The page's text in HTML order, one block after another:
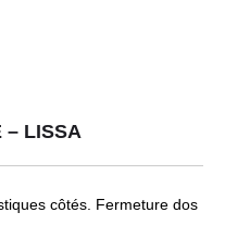
– LISSA
côtés. Fermeture dos